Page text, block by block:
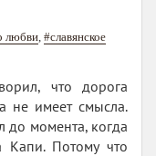
любви, #славянское
что дорога
не имеет смысла.
до момента, когда
Капи. Потому что